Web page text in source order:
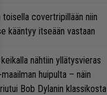
toisella covertripillään niin
kääntyy itseään vastaan
keikalla nähtiin yllätysvieras
maailman huipulta – näin
Bob Dylanin klassikosta